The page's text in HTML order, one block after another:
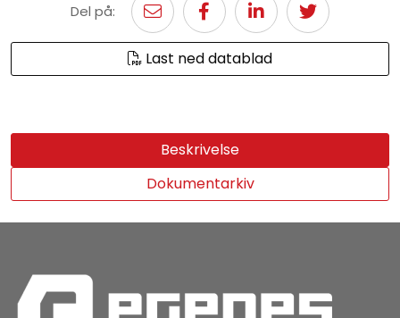
Del på:
Last ned datablad
Beskrivelse
Dokumentarkiv